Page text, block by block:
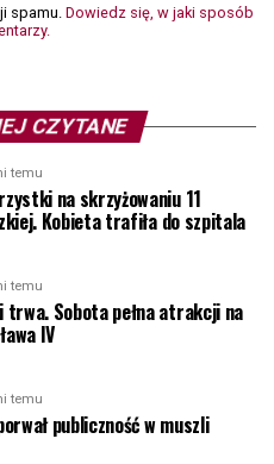
spamu.Dowiedz się, w jaki sposób
CZYTANE
temu
na skrzyżowaniu 11
Kobieta trafiła do szpitala
temu
trwa. Sobota pełna atrakcji na
IV
temu
publiczność w muszli